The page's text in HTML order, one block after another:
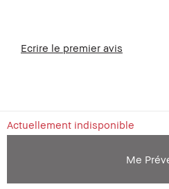
Ecrire le premier avis
Actuellement indisponible
Me